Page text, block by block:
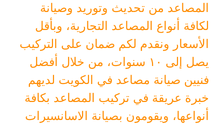
المصاعد من تحديث وتوريد وصيانة
لكافة أنواع المصاعد التجارية، وبأقل
الأسعار ونقدم لكم ضمان على التركيب
يصل إلى ١٠ سنوات، من خلال أفضل
فنيين صيانة مصاعد في الكويت لديهم
خبرة عريقة في تركيب المصاعد بكافة
أنواعها، ويقومون بصيانة الاسانسيرات